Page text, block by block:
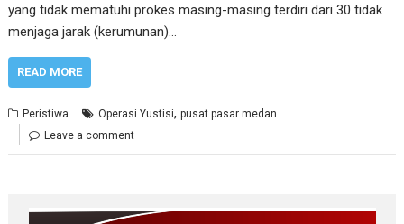
yang tidak mematuhi prokes masing-masing terdiri dari 30 tidak
menjaga jarak (kerumunan)…
READ MORE
Peristiwa Operasi Yustisi,pusat pasar medan
Leave a comment